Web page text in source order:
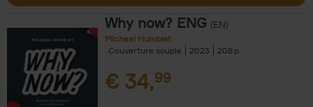
Why now? ENG (EN)
Michael Humblet
Couverture souple
2023 208
€ 34,99